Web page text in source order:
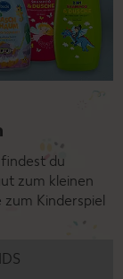
findest du
zum kleinen
Kinderspiel